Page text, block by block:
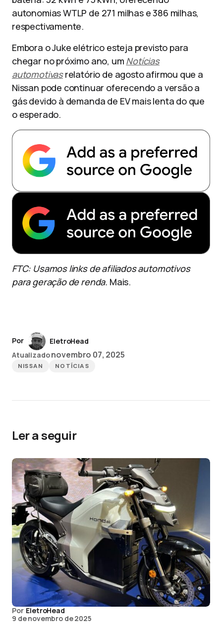
autonomias WTLP de 271 milhas e 386 milhas,
respectivamente.
Embora o Juke elétrico esteja previsto para
chegar no próximo ano, um Notícias
automotivasrelatório de agosto afirmou que a
Nissan pode continuar oferecendo a versão a
gás devido à demanda de EV mais lenta do que
o esperado.
FTC: Usamos links de afiliados automotivos
para geração de renda. Mais.
Por
EletroHead
Atualizadonovembro 07, 2025
NISSAN NOTÍCIAS
Ler a seguir
Por EletroHead
9 de novembro de 2025